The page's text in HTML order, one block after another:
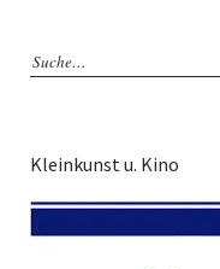
Kleinkunst u. Kino